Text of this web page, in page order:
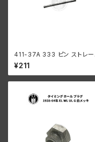
411-37A 333 ピン ストレー
ー リテーナー 1本 クランクケ
ス ハーレーダビッドソン
73年 WL UL G
¥211